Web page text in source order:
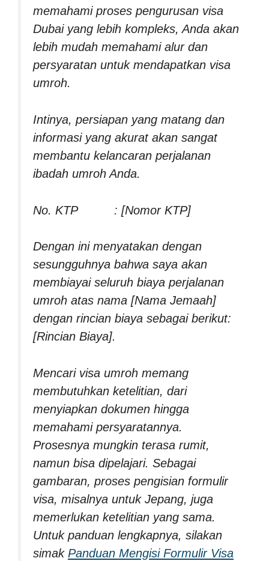
memahami proses pengurusan visa
Dubai yang lebih kompleks, Anda akan
lebih mudah memahami alur dan
persyaratan untuk mendapatkan visa
umroh.
Intinya, persiapan yang matang dan
informasi yang akurat akan sangat
membantu kelancaran perjalanan
ibadah umroh Anda.
No. KTP : [Nomor KTP]
Dengan ini menyatakan dengan
sesungguhnya bahwa saya akan
membiayai seluruh biaya perjalanan
umroh atas nama [Nama Jemaah]
dengan rincian biaya sebagai berikut:
[Rincian Biaya].
Mencari visa umroh memang
membutuhkan ketelitian, dari
menyiapkan dokumen hingga
memahami persyaratannya.
Prosesnya mungkin terasa rumit,
namun bisa dipelajari. Sebagai
gambaran, proses pengisian formulir
visa, misalnya untuk Jepang, juga
memerlukan ketelitian yang sama.
Untuk panduan lengkapnya, silakan
simak Panduan Mengisi Formulir Visa